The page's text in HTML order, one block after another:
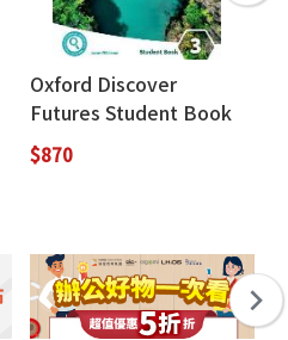
Oxford Discover
Futures Student Book
3
$870